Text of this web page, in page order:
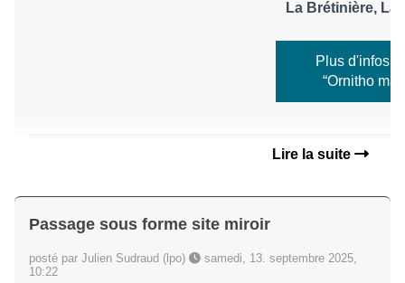
La Brétinière, La
Plus d'infos
“Ornitho
Lire la suite
Passage sous forme site miroir
posté par Julien Sudraud (lpo)
samedi, 13. septembre 2025,
10:22